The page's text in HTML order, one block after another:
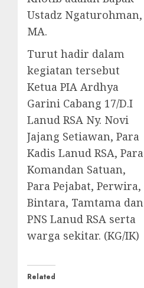
Ustadz Ngaturohman,
MA.
Turut hadir dalam
kegiatan tersebut
Ketua PIA Ardhya
Garini Cabang 17/D.I
Lanud RSA Ny. Novi
Jajang Setiawan, Para
Kadis Lanud RSA, Para
Komandan Satuan,
Para Pejabat, Perwira,
Bintara, Tamtama dan
PNS Lanud RSA serta
warga sekitar. (KG/IK)
Related